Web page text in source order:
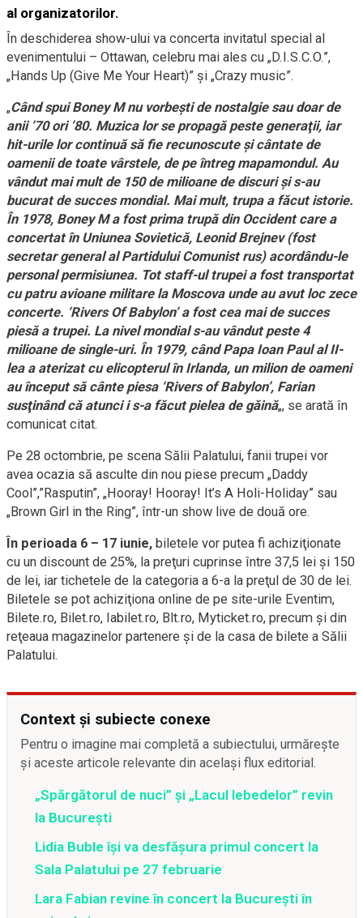
al organizatorilor.
În deschiderea show-ului va concerta invitatul special al
evenimentului – Ottawan, celebru mai ales cu „D.I.S.C.O.”,
„Hands Up (Give Me Your Heart)” şi „Crazy music”.
„Când spui Boney M nu vorbeşti de nostalgie sau doar de
anii ’70 ori ’80. Muzica lor se propagă peste generaţii, iar
hit-urile lor continuă să fie recunoscute şi cântate de
oamenii de toate vârstele, de pe întreg mapamondul. Au
vândut mai mult de 150 de milioane de discuri şi s-au
bucurat de succes mondial. Mai mult, trupa a făcut istorie.
În 1978, Boney M a fost prima trupă din Occident care a
concertat în Uniunea Sovietică, Leonid Brejnev (fost
secretar general al Partidului Comunist rus) acordându-le
personal permisiunea. Tot staff-ul trupei a fost transportat
cu patru avioane militare la Moscova unde au avut loc zece
concerte. ‘Rivers Of Babylon’ a fost cea mai de succes
piesă a trupei. La nivel mondial s-au vândut peste 4
milioane de single-uri. În 1979, când Papa Ioan Paul al II-
lea a aterizat cu elicopterul în Irlanda, un milion de oameni
au început să cânte piesa ‘Rivers of Babylon’, Farian
susţinând că atunci i s-a făcut pielea de găină„, se arată în
comunicat citat.
Pe 28 octombrie, pe scena Sălii Palatului, fanii trupei vor
avea ocazia să asculte din nou piese precum „Daddy
Cool”,”Rasputin”, „Hooray! Hooray! It’s A Holi-Holiday” sau
„Brown Girl in the Ring”, într-un show live de două ore.
În perioada 6 – 17 iunie, biletele vor putea fi achiziţionate
cu un discount de 25%, la preţuri cuprinse între 37,5 lei şi 150
de lei, iar tichetele de la categoria a 6-a la preţul de 30 de lei.
Biletele se pot achiziţiona online de pe site-urile Eventim,
Bilete.ro, Bilet.ro, Iabilet.ro, Blt.ro, Myticket.ro, precum şi din
reţeaua magazinelor partenere şi de la casa de bilete a Sălii
Palatului.
Context și subiecte conexe
Pentru o imagine mai completă a subiectului, urmărește
și aceste articole relevante din același flux editorial.
„Spărgătorul de nuci” și „Lacul lebedelor” revin
la București
Lidia Buble își va desfășura primul concert la
Sala Palatului pe 27 februarie
Lara Fabian revine în concert la Bucureşti în